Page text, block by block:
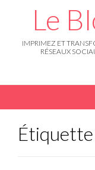
Le
IMPRIMEZ ET
RÉSEAUX